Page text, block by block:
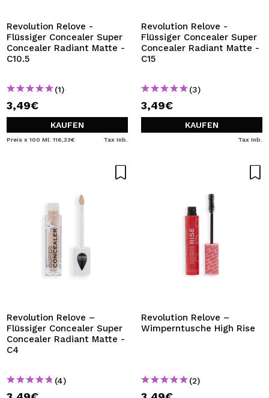
Revolution Relove -
Flüssiger Concealer Super
Concealer Radiant Matte -
C10.5
(1)
3,49€
KAUFEN
Preis x 100 Ml: 116,33€ Tax Inb.
Revolution Relove -
Flüssiger Concealer Super
Concealer Radiant Matte -
C15
(3)
3,49€
KAUFEN
Tax Inb.
Revolution Relove –
Flüssiger Concealer Super
Concealer Radiant Matte -
C4
(4)
Revolution Relove –
Wimperntusche High Rise
(2)